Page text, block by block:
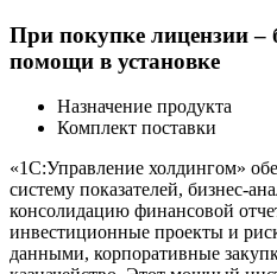
При покупке лицензии –
помощи в установке
Назначение продукта
Комплект поставки
«1С:Управление холдингом»
систему показателей, бизнес-
консолидацию финансовой
инвестиционные проекты и
данными, корпоративные